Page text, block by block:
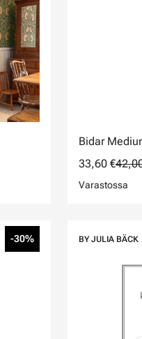
Bidar
33,60 €
Varastossa
-30% BY JULIA BÄCK